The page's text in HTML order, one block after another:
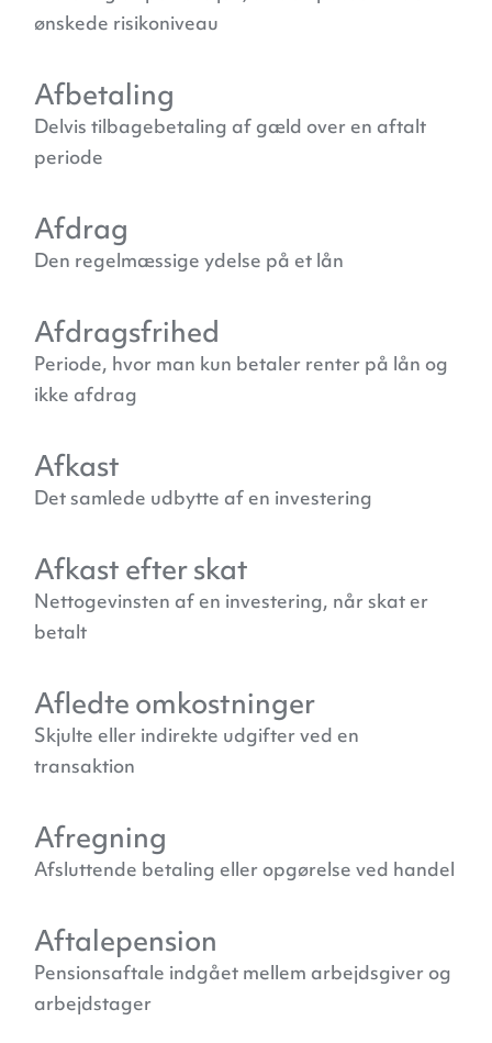
ønskede risikoniveau
Afbetaling
Delvis tilbagebetaling af gæld over en aftalt
periode
Afdrag
Den regelmæssige ydelse på et lån
Afdragsfrihed
Periode, hvor man kun betaler renter på lån og
ikke afdrag
Afkast
Det samlede udbytte af en investering
Afkast efter skat
Nettogevinsten af en investering, når skat er
betalt
Afledte omkostninger
Skjulte eller indirekte udgifter ved en
transaktion
Afregning
Afsluttende betaling eller opgørelse ved handel
Aftalepension
Pensionsaftale indgået mellem arbejdsgiver og
arbejdstager